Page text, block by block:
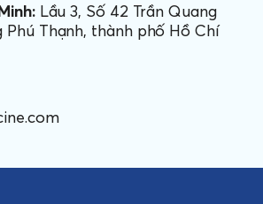
Lầu 3, Số 42 Trần Quang
Thạnh, thành phố Hồ Chí